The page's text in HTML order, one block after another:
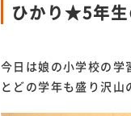
ひかり★5年
今日は娘の小学校の
とどの学年も盛り沢山